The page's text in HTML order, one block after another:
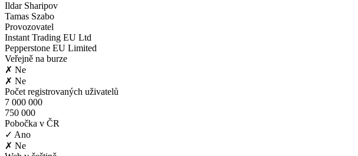
Ildar Sharipov
Tamas Szabo
Provozovatel
Instant Trading EU Ltd
Pepperstone EU Limited
Veřejně na burze
✗ Ne
✗ Ne
Počet registrovaných uživatelů
7 000 000
750 000
Pobočka v ČR
✓ Ano
✗ Ne